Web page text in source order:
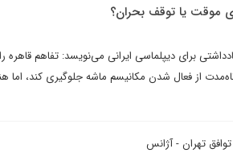
موقت یا توقف بحران؟
برای دیپلماسی ایرانی می‌نویسد: تفاهم
از فعال شدن مکانیسم ماشه جلوگیری کند،
تهران - آژانس